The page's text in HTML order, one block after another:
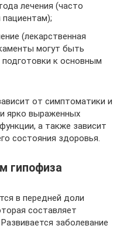
лечения (часто
(лекарственная
могут быть
к основным
от симптоматики и
ярко выраженных
а также зависит
состояния здоровья.
гипофиза
в передней доли
составляет
заболевание